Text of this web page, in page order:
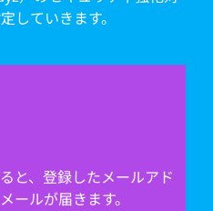
していきます。
と、登録したメールアド
ールが届きます。